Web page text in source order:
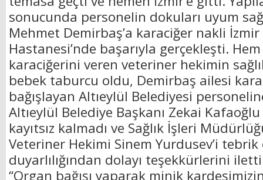
sonucunda personelin dokuları uyum
Mehmet Demirbaş’a karaciğer nakli
Hastanesi’nde başarıyla gerçekleşti.
karaciğerini veren veteriner hekimin
bebek taburcu oldu, Demirbaş ailesi
bağışlayan Altıeylül Belediyesi
Altıeylül Belediye Başkanı Zekai
kayıtsız kalmadı ve Sağlık İşleri
Veteriner Hekimi Sinem Yurdusev’i
duyarlılığından dolayı teşekkürlerini
“Organ bağışı yaparak minik